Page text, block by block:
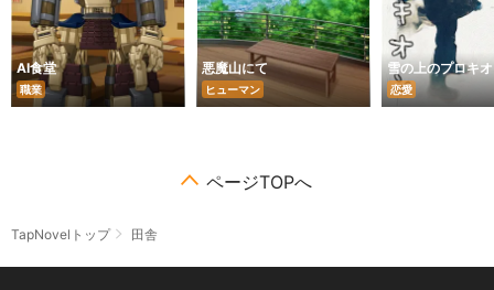
AI食堂
職業
悪魔山にて
ヒューマン
雪の上のプロキ
恋愛
ページTOPへ
TapNovelトップ 田舎